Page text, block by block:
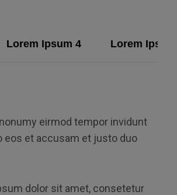
Lorem Ipsum 4 Lorem
eirmod tempor invidunt
eos et accusam et justo duo
dolor sit amet, consetetur